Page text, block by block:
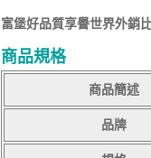
富堡好品質享譽世界外銷
商品規格
商品簡述
品牌